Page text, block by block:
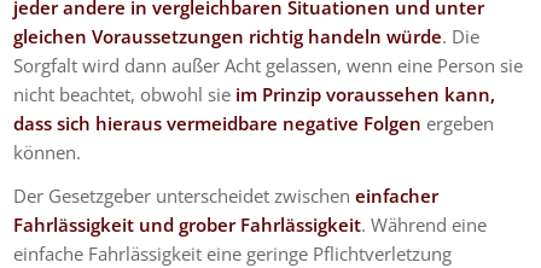
jeder andere in vergleichbaren Situationen und unter
gleichen Voraussetzungen richtig handeln würde. Die
Sorgfalt wird dann außer Acht gelassen, wenn eine Person sie
nicht beachtet, obwohl sie im Prinzip voraussehen kann,
dass sich hieraus vermeidbare negative Folgen ergeben
können.
Der Gesetzgeber unterscheidet zwischeneinfacher
Fahrlässigkeit und grober Fahrlässigkeit. Während eine
einfache Fahrlässigkeit eine geringe Pflichtverletzung